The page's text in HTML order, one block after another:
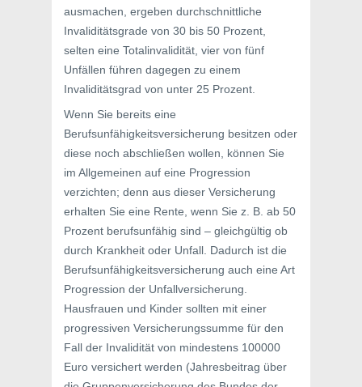
ausmachen, ergeben durchschnittliche
Invaliditätsgrade von 30 bis 50 Prozent,
selten eine Totalinvalidität, vier von fünf
Unfällen führen dagegen zu einem
Invaliditätsgrad von unter 25 Prozent.
Wenn Sie bereits eine
Berufsunfähigkeitsversicherung besitzen oder
diese noch abschließen wollen, können Sie
im Allgemeinen auf eine Progression
verzichten; denn aus dieser Versicherung
erhalten Sie eine Rente, wenn Sie z. B. ab 50
Prozent berufsunfähig sind – gleichgültig ob
durch Krankheit oder Unfall. Dadurch ist die
Berufsunfähigkeitsversicherung auch eine Art
Progression der Unfallversicherung.
Hausfrauen und Kinder sollten mit einer
progressiven Versicherungssumme für den
Fall der Invalidität von mindestens 100000
Euro versichert werden (Jahresbeitrag über